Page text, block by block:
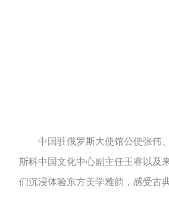
中国驻俄罗斯大使馆公使张伟、
斯科中国文化中心副主任王睿以及
们沉浸体验东方美学雅韵，感受古